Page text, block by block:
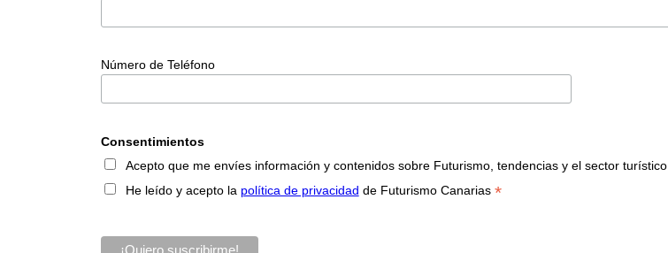
Número de Teléfono
Consentimientos
Acepto que me envíes información y contenidos sobre Futurismo, tendencias y el sector turístico
He leído y acepto la política de privacidad de Futurismo Canarias *